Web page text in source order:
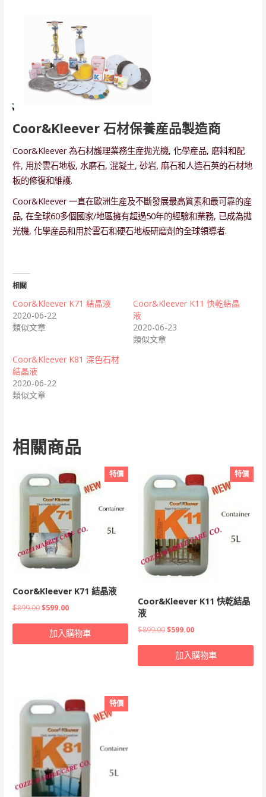
Coor&Kleever 石材保養産品製造商
Coor&Kleever 為石材護理業務生産拋光機, 化學産品, 磨料和配
件, 用於雲石地板, 水磨石, 混凝土, 砂岩, 麻石和人造石英的石材地
板的修復和維護.
Coor&Kleever 一直在歐洲生産及不斷發展最高質素和最可靠的産
品, 在全球60多個國家/地區擁有超過50年的經驗和業務, 已成為拋
光機, 化學産品和用於雲石和硬石地板研磨劑的全球領導者.
相關
Coor&Kleever K71 結晶液
2020-06-22
類似文章
Coor&Kleever K11 快乾結晶
液
2020-06-23
類似文章
Coor&Kleever K81 深色石材
結晶液
2020-06-22
類似文章
相關商品
特價
Coor&Kleever K71 結晶液
$899.00原
格：
$599.00目
價
格：
加入購物車
特價
Coor&Kleever K11 快乾結晶
液
$899.00原
格：
$599.00目
價
格：
加入購物車
特價